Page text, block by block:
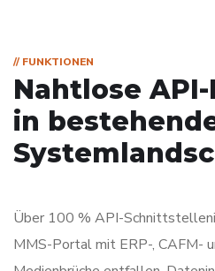
// FUNKTIONEN
Nahtlose
in
Über 100 % API-
MMS-Portal mit ERP-, CAFM-